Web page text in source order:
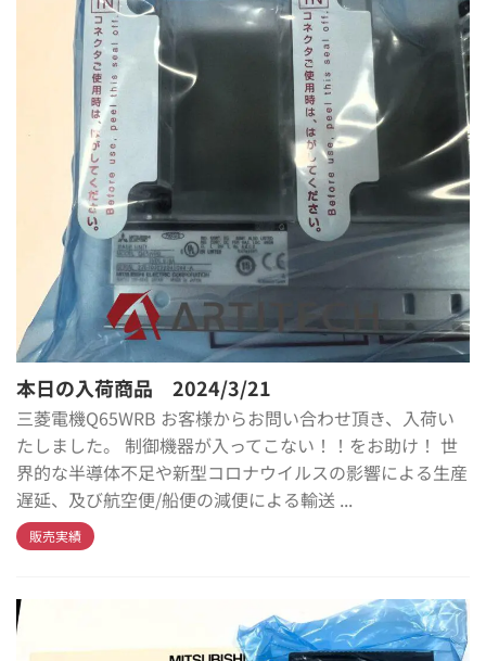
本日の入荷商品 2024/3/21
三菱電機Q65WRB お客様からお問い合わせ頂き、入荷い
たしました。 制御機器が入ってこない！！をお助け！ 世
界的な半導体不足や新型コロナウイルスの影響による生産
遅延、及び航空便/船便の減便による輸送 ...
販売実績